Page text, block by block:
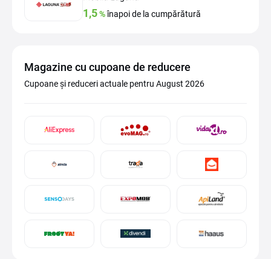
1,5%înapoi de la cumpărătură
Magazine cu cupoane de reducere
Cupoane și reduceri actuale pentru August 2026